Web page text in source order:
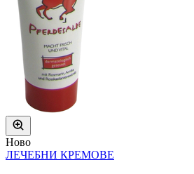
Ново
ЛЕЧЕБНИ КРЕМОВЕ